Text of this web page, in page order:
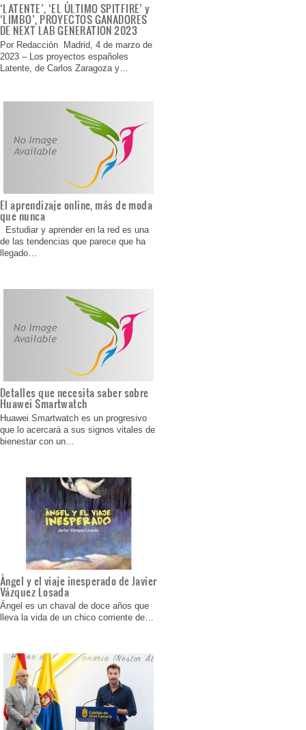
‘LATENTE’, ‘EL ÚLTIMO SPITFIRE’ y
‘LIMBO’, PROYECTOS GANADORES
DE NEXT LAB GENERATION 2023
Por Redacción Madrid, 4 de marzo de
2023 – Los proyectos españoles
Latente, de Carlos Zaragoza y…
El aprendizaje online, más de moda
que nunca
Estudiar y aprender en la red es una
de las tendencias que parece que ha
llegado…
Detalles que necesita saber sobre
Huawei Smartwatch
Huawei Smartwatch es un progresivo
que lo acercará a sus signos vitales de
bienestar con un…
Ángel y el viaje inesperado de Javier
Vázquez Losada
Ángel es un chaval de doce años que
lleva la vida de un chico corriente de…